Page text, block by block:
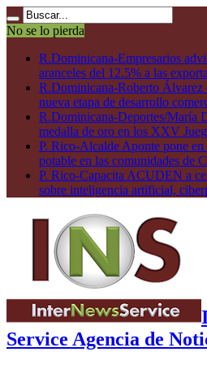
No se lo pierda
R.Dominicana-Empresarios
aranceles del 12.5% a las
R.Dominicana-Roberto Álvarez
nueva etapa de desarrollo
R.Dominicana-Deportes/María
medalla de oro en los XXV
P. Rico-Alcalde Aponte pone en
potable en las comunidades de
P. Rico-Capacita ACUDEN a
sobre inteligencia artificial,
Service Agencia de